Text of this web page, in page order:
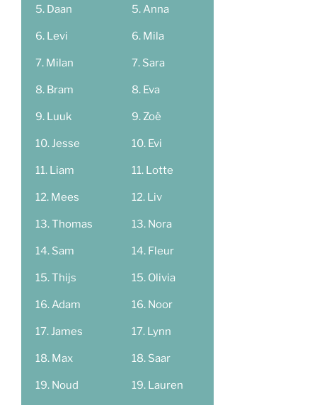
Daan
Levi
Milan
Bram
Luuk
Jesse
Liam
Mees
Thomas
Sam
Thijs
Adam
James
Max
Noud
Anna
Mila
Sara
Eva
Zoë
Evi
Lotte
Liv
Nora
Fleur
Olivia
Noor
Lynn
Saar
Lauren